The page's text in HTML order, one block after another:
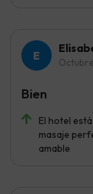
El hotel
masaje
amable
Bien